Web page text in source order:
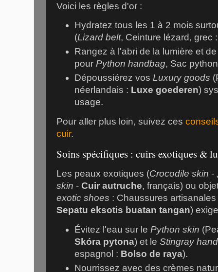
Voici les règles d'or :
Hydratez tous les 1 à 2 mois
(Lizard belt, Ceinture lézard, grec
Rangez à l'abri de la lumière et
pour Python handbag, Sac
Dépoussiérez vos Luxury goods
néerlandais : Luxe goederen)
usage.
Pour aller plus loin, suivez ces
cuir.
Soins spécifiques : cuirs exotiques &
Les peaux exotiques (Crocodile skin -
skin - Cuir autruche, français) ou
exotic shoes : Chaussures
Sepatu eksotis buatan tangan)
Évitez l'eau sur lePython skin
Skóra pytona) et leStingray
espagnol : Bolso de raya).
Nourrissez avec des crèmes